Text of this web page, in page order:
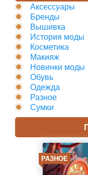
Аксессуары
Бренды
Вышивка
История моды
Косметика
Макияж
Новинки моды
Обувь
Одежда
Разное
Сумки
РАЗНОЕ